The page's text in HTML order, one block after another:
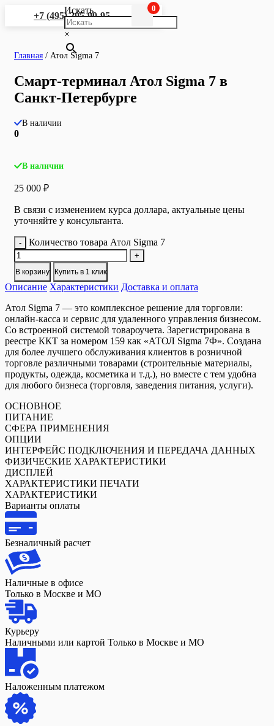
+7 (495) 295-90-95
Искать
×
0
Главная / Атол Sigma 7
Смарт-терминал Атол Sigma 7 в
Санкт-Петербурге
В наличии
0
В наличии
25 000 ₽
В связи с изменением курса доллара, актуальные цены
уточняйте у консультанта.
- Количество товара Атол Sigma 7
+
В корзину Купить в 1 клик
Описание Характеристики Доставка и оплата
Атол Sigma 7 — это комплексное решение для торговли:
онлайн-касса и сервис для удаленного управления бизнесом.
Со встроенной системой товароучета. Зарегистрирована в
реестре ККТ за номером 159 как «АТОЛ Sigma 7Ф». Создана
для более лучшего обслуживания клиентов в розничной
торговле различными товарами (строительные материалы,
продукты, одежда, косметика и т.д.), но вместе с тем удобна
для любого бизнеса (торговля, заведения питания, услуги).
ОСНОВНОЕ
ПИТАНИЕ
СФЕРА ПРИМЕНЕНИЯ
ОПЦИИ
ИНТЕРФЕЙС ПОДКЛЮЧЕНИЯ И ПЕРЕДАЧА ДАННЫХ
ФИЗИЧЕСКИЕ ХАРАКТЕРИСТИКИ
ДИСПЛЕЙ
ХАРАКТЕРИСТИКИ ПЕЧАТИ
ХАРАКТЕРИСТИКИ
Варианты оплаты
Безналичный расчет
Наличные в офисе
Только в Москве и МО
Курьеру
Наличными или картой Только в Москве и МО
Наложенным платежом